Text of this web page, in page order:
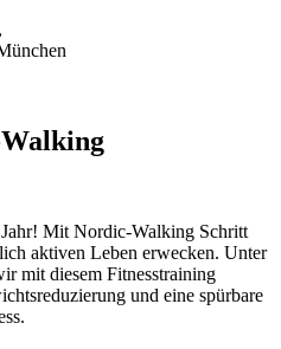
,
Mit Nordic-Walking Schritt
aktiven Leben erwecken. Unter
mit diesem Fitnesstraining
und eine spürbare